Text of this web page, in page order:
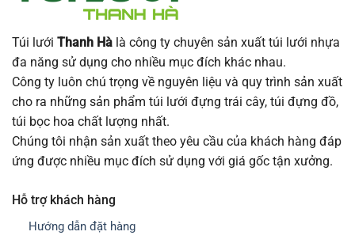
Túi lưới Thanh Hà là công ty chuyên sản xuất túi lưới nhựa
đa năng sử dụng cho nhiều mục đích khác nhau.
Công ty luôn chú trọng về nguyên liệu và quy trình sản xuất
cho ra những sản phẩm túi lưới đựng trái cây, túi đựng đồ,
túi bọc hoa chất lượng nhất.
Chúng tôi nhận sản xuất theo yêu cầu của khách hàng đáp
ứng được nhiều mục đích sử dụng với giá gốc tận xưởng.
Hỗ trợ khách hàng
Hướng dẫn đặt hàng